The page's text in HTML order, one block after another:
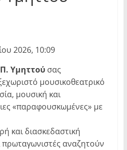
2026, 10:09
Υμηττού σας
μουσικοθεατρικό
μουσική και
«παραφουσκωμένες» με
και διασκεδαστική
πρωταγωνιστές αναζητούν